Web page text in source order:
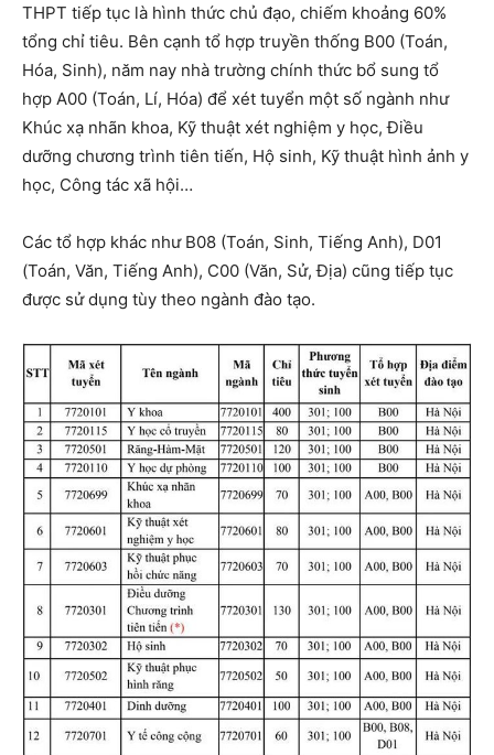
THPT tiếp tục là hình thức chủ đạo, chiếm khoảng 60%
tổng chỉ tiêu. Bên cạnh tổ hợp truyền thống B00 (Toán,
Hóa, Sinh), năm nay nhà trường chính thức bổ sung tổ
hợp A00 (Toán, Lí, Hóa) để xét tuyển một số ngành như
Khúc xạ nhãn khoa, Kỹ thuật xét nghiệm y học, Điều
dưỡng chương trình tiên tiến, Hộ sinh, Kỹ thuật hình ảnh y
học, Công tác xã hội…
Các tổ hợp khác như B08 (Toán, Sinh, Tiếng Anh), D01
(Toán, Văn, Tiếng Anh), C00 (Văn, Sử, Địa) cũng tiếp tục
được sử dụng tùy theo ngành đào tạo.